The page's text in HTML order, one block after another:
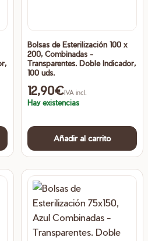
Bolsas de Esterilización 100 x
200, Combinadas -
Transparentes. Doble Indicador,
100 uds.
12,90€IVA incl.
Hay existencias
Añadir al carrito